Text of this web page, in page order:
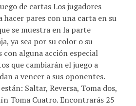
de cartas Los jugadores
pares con una carta en su
se muestra en la parte
ya sea por su color o su
con alguna acción especial
que cambiarán el juego a
a vencer a sus oponentes.
Saltar, Reversa, Toma dos,
Toma Cuatro. Encontrarás 25